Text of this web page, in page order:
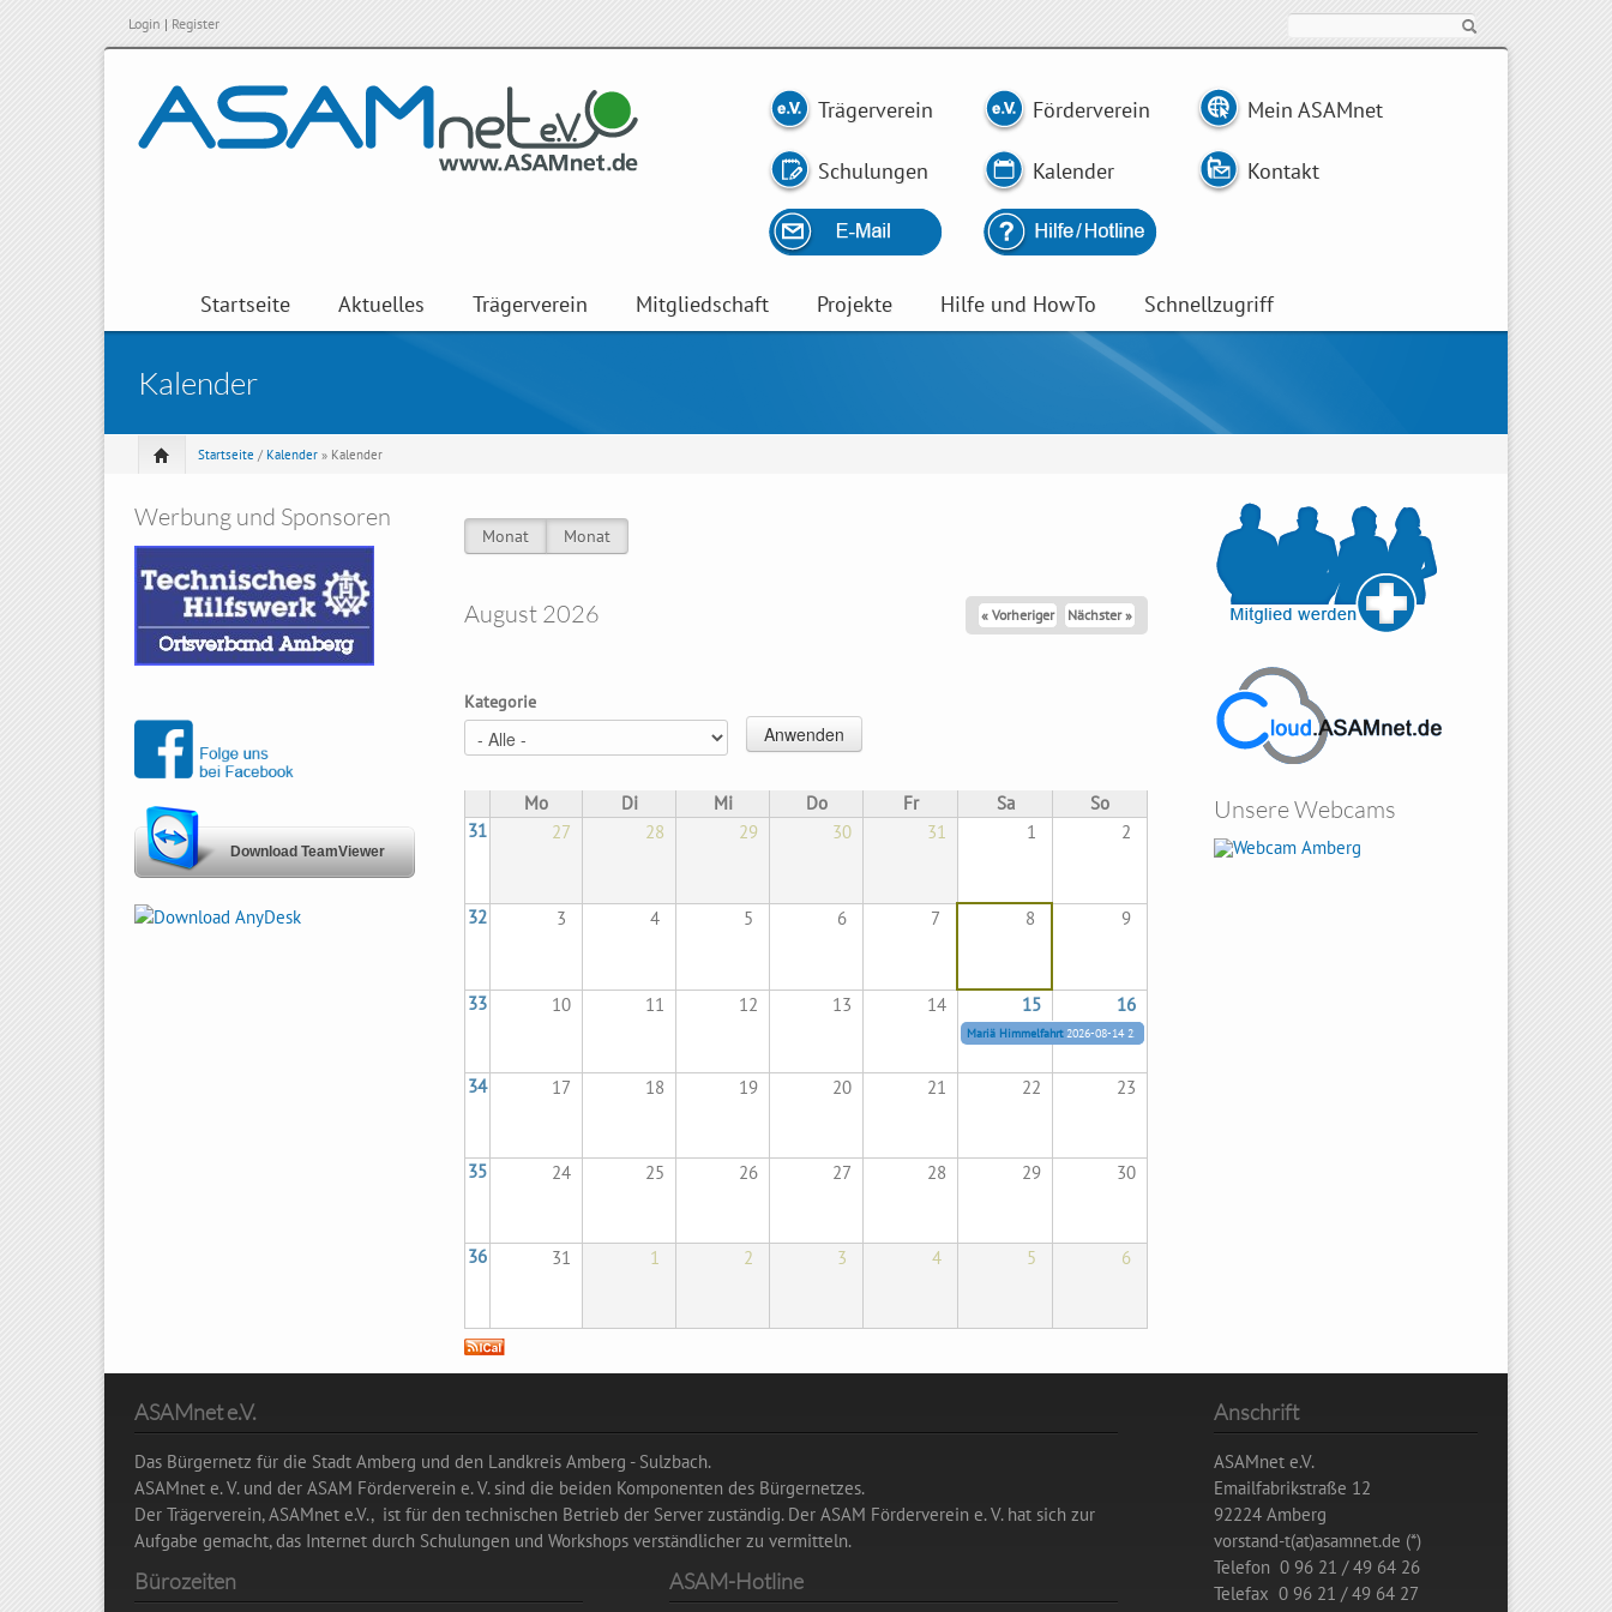
Login | Register
Trägerverein Förderverein Mein ASAMnet
Schulungen Kalender Kontakt
Startseite Aktuelles Trägerverein Mitgliedschaft Projekte Hilfe und HowTo Schnellzugriff
Kalender
Startseite / Kalender » Kalender
Werbung und Sponsoren
Download TeamViewer
Haupt-Reiter
Monat (aktiver Reiter)
Monat
August 2026 « Vorheriger Nächster »
Kategorie
Mo Di Mi Do Fr Sa
So
31
27 28 29 30 31 1 2
32 3 4 5 6 7 8 9
33 10 11 12 13 14 15 16
Mariä Himmelfahrt2026-08-14 22:00:00 bis 2026-08-15 22:00:00
34 17 18 19 20 21 22 23
35 24 25 26 27 28 29 30
36 31 1 2 3 4 5 6
Unsere Webcams
ASAMnet e.V.
Das Bürgernetz für die Stadt Amberg und den Landkreis Amberg - Sulzbach.
ASAMnet e. V. und der ASAM Förderverein e. V. sind die beiden Komponenten des Bürgernetzes.
Der Trägerverein, ASAMnet e.V., ist für den technischen Betrieb der Server zuständig. Der ASAM Förderverein e. V. hat sich zur
Aufgabe gemacht, das Internet durch Schulungen und Workshops verständlicher zu vermitteln.
Bürozeiten ASAM-Hotline
Anschrift
ASAMnet e.V.
Emailfabrikstraße 12
92224 Amberg
vorstand-t(at)asamnet.de (*)
Telefon 0 96 21 / 49 64 26
Telefax 0 96 21 / 49 64 27